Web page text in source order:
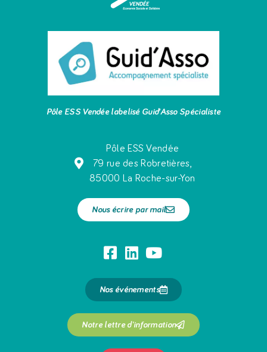
Pôle ESS Vendée labelisé Guid’Asso Spécialiste
Pôle ESS Vendée
79 rue des Robretières,
85000 La Roche-sur-Yon
Nous écrire par mail
Nos événements
Notre lettre d'information